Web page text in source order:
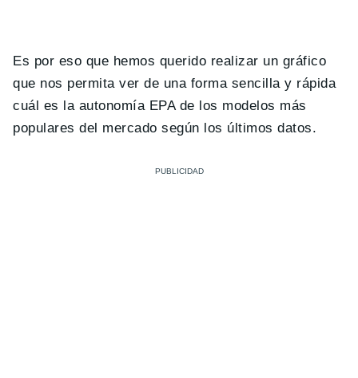
Es por eso que hemos querido realizar un gráfico
que nos permita ver de una forma sencilla y rápida
cuál es la autonomía EPA de los modelos más
populares del mercado según los últimos datos.